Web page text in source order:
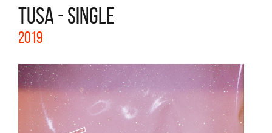
TUSA - SINGLE
2019